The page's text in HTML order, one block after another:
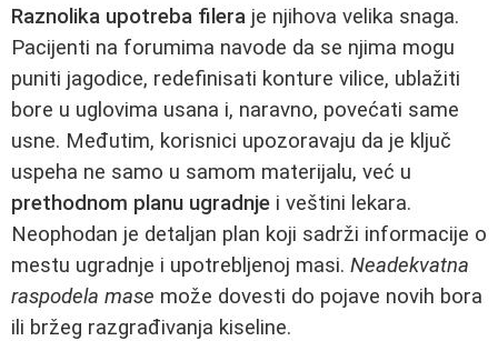
Raznolika upotreba filera je njihova velika snaga.
Pacijenti na forumima navode da se njima mogu
puniti jagodice, redefinisati konture vilice, ublažiti
bore u uglovima usana i, naravno, povećati same
usne. Međutim, korisnici upozoravaju da je ključ
uspeha ne samo u samom materijalu, već u
prethodnom planu ugradnje i veštini lekara.
Neophodan je detaljan plan koji sadrži informacije o
mestu ugradnje i upotrebljenoj masi. Neadekvatna
raspodela mase može dovesti do pojave novih bora
ili bržeg razgrađivanja kiseline.